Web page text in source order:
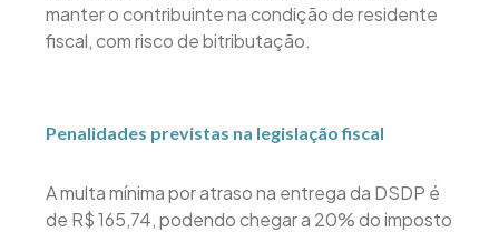
manter o contribuinte na condição de residente
fiscal, com risco de bitributação.
Penalidades previstas na legislação fiscal
A multa mínima por atraso na entrega da DSDP é
de R$ 165,74, podendo chegar a 20% do imposto